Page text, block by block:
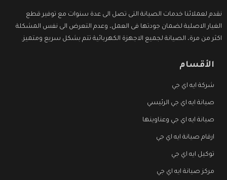
نقدم لعملائنا خدمات الصيانة التى تصل الى عدة سنوات مع توفير قطع
الغيار الاصلية لضمان جودتها فى العمل، وعدم التعرض الى نفس المشكلة
اكثر من مرة، الصيانة لجميع الاجهزة الكهربائية تتم بشكل سريع ومتميز.
الأقسام
شركة ايه اي جي
صيانة ايه اي جي الرئيسي
صيانة ايه اي جي وعناوينها
ارقام صيانة ايه اي جي
توكيل ايه اي جي
مركز صيانة ايه اي جي